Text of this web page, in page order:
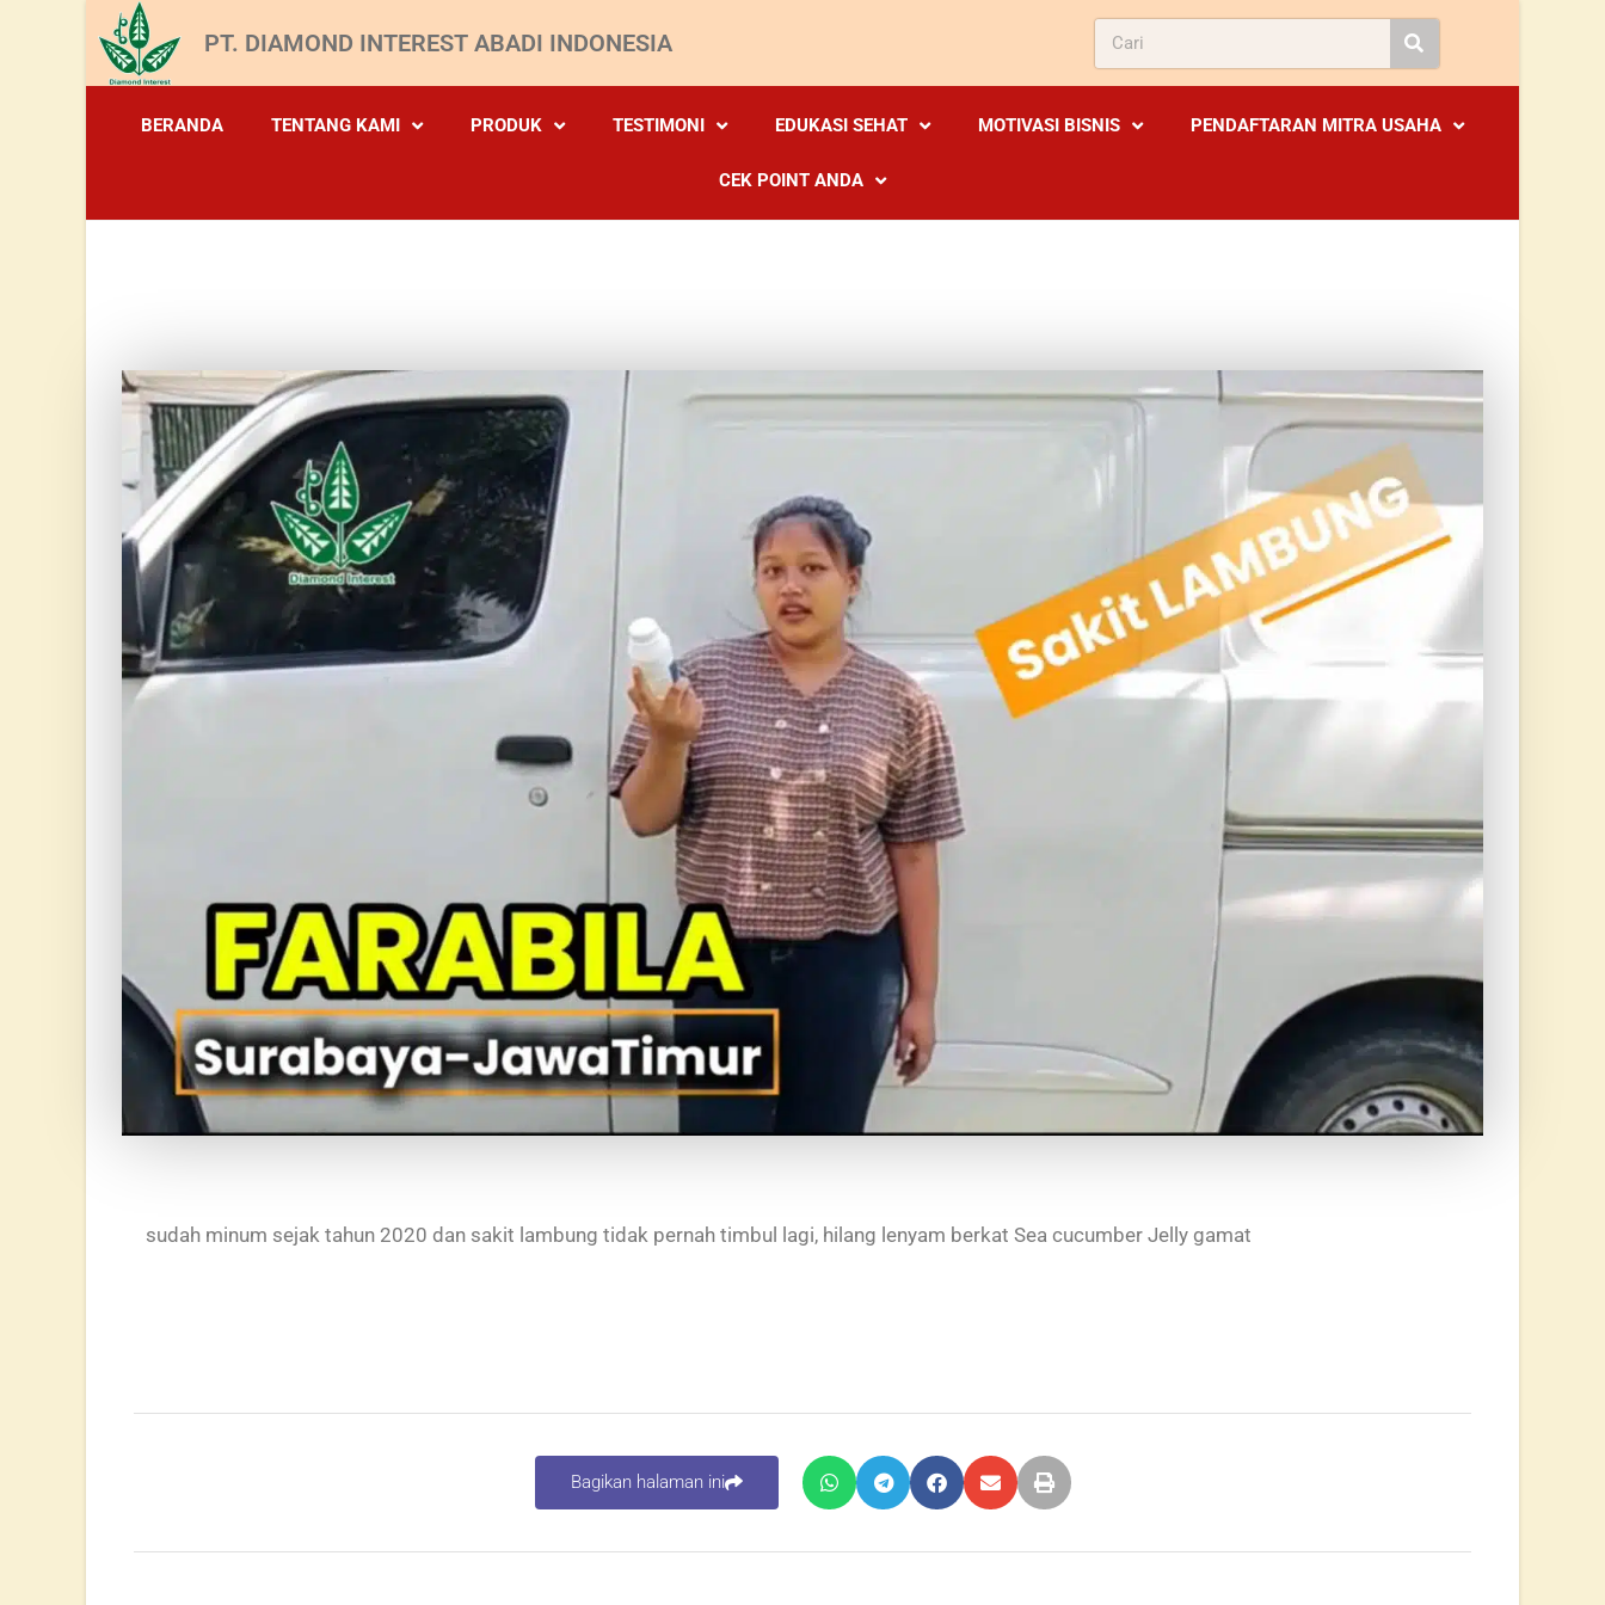
PT. DIAMOND INTEREST ABADI INDONESIA
BERANDA TENTANG KAMI PRODUK TESTIMONI EDUKASI SEHAT MOTIVASI BISNIS PENDAFTARAN MITRA USAHA
CEK POINT ANDA
sudah minum sejak tahun 2020 dan sakit lambung tidak pernah timbul lagi, hilang lenyam berkat Sea cucumber Jelly gamat
Bagikan halaman ini